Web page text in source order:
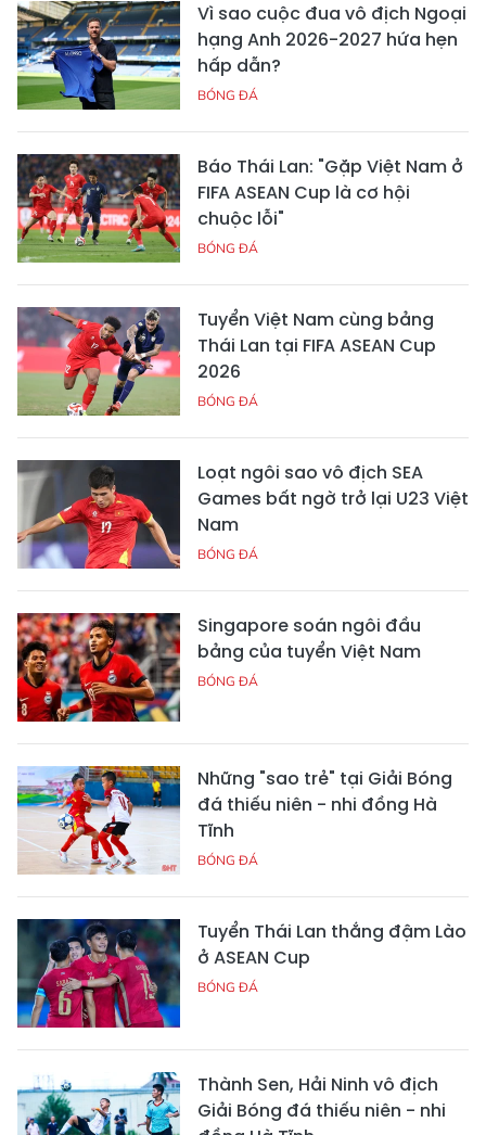
Vì sao cuộc đua vô địch Ngoại
hạng Anh 2026-2027 hứa hẹn
hấp dẫn?
BÓNG ĐÁ
Báo Thái Lan: "Gặp Việt Nam ở
FIFA ASEAN Cup là cơ hội
chuộc lỗi"
BÓNG ĐÁ
Tuyển Việt Nam cùng bảng
Thái Lan tại FIFA ASEAN Cup
2026
BÓNG ĐÁ
Loạt ngôi sao vô địch SEA
Games bất ngờ trở lại U23 Việt
Nam
BÓNG ĐÁ
Singapore soán ngôi đầu
bảng của tuyển Việt Nam
BÓNG ĐÁ
Những "sao trẻ" tại Giải Bóng
đá thiếu niên - nhi đồng Hà
Tĩnh
BÓNG ĐÁ
Tuyển Thái Lan thắng đậm Lào
ở ASEAN Cup
BÓNG ĐÁ
Thành Sen, Hải Ninh vô địch
Giải Bóng đá thiếu niên - nhi